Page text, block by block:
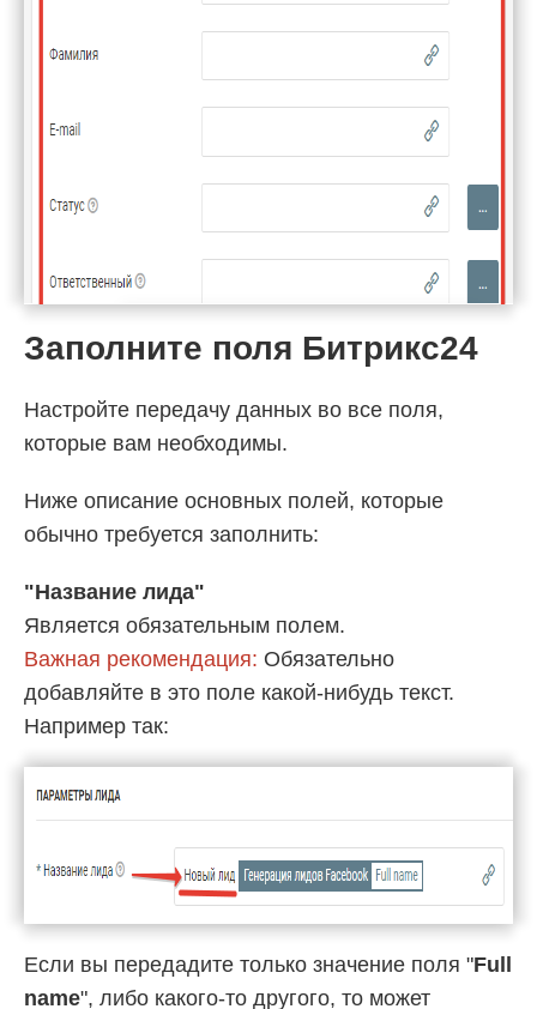
Заполните поля Битрикс24
Настройте передачу данных во все поля,
которые вам необходимы.
Ниже описание основных полей, которые
обычно требуется заполнить:
"Название лида"
Является обязательным полем.
Важная рекомендация: Обязательно
добавляйте в это поле какой-нибудь текст.
Например так:
Если вы передадите только значение поля "Full
name", либо какого-то другого, то может